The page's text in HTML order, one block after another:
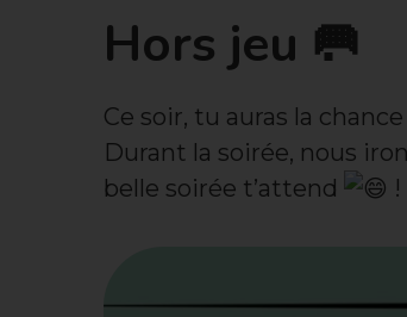
Hors jeu 🥅
Ce soir, tu auras la
Durant la soirée, nous
belle soirée t’attend
!